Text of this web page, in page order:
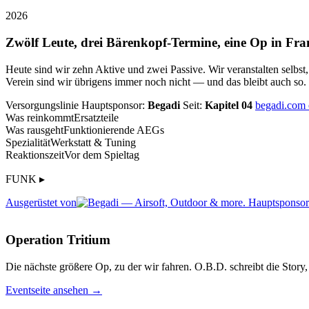
2026
Zwölf Leute, drei Bärenkopf-Termine, eine Op in
Heute sind wir zehn Aktive und zwei Passive. Wir veranstalten
Verein sind wir übrigens immer noch nicht — und das bleibt auch so.
Versorgungslinie Hauptsponsor: Begadi Seit: Kapitel 04
Was reinkommtErsatzteile
Was rausgehtFunktionierende AEGs
SpezialitätWerkstatt & Tuning
ReaktionszeitVor dem Spieltag
FUNK ▸
Ausgerüstet von
Operation Tritium
Die nächste größere Op, zu der wir fahren. O.B.D. schreibt die
Eventseite ansehen →